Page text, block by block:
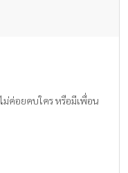
ม่ค่อยคบใคร หรือมีเพื่อน